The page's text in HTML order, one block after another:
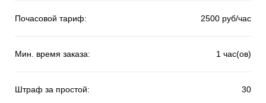
Почасовой тариф: 2500 руб/час
Мин. время заказа: 1 час(ов)
Штраф за простой: 30